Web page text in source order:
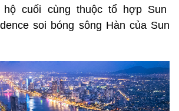
cuối cùng thuộc tổ hợp Sun
soi bóng sông Hàn của Sun